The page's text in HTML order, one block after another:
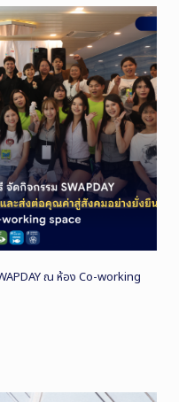
ณ ห้อง Co-working